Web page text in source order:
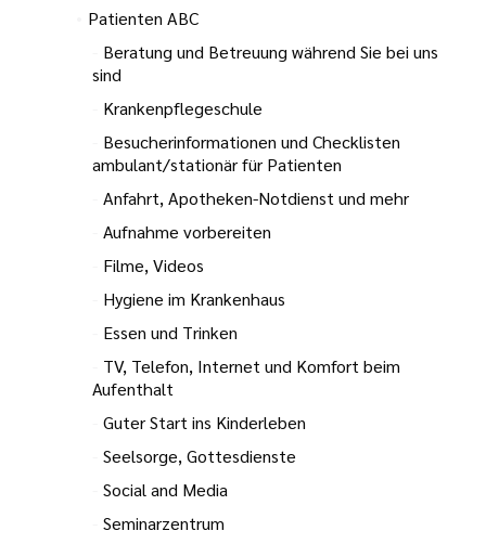
Patienten ABC
Beratung und Betreuung während Sie bei uns
sind
Krankenpflegeschule
Besucherinformationen und Checklisten
ambulant/stationär für Patienten
Anfahrt, Apotheken-Notdienst und mehr
Aufnahme vorbereiten
Filme, Videos
Hygiene im Krankenhaus
Essen und Trinken
TV, Telefon, Internet und Komfort beim
Aufenthalt
Guter Start ins Kinderleben
Seelsorge, Gottesdienste
Social and Media
Seminarzentrum